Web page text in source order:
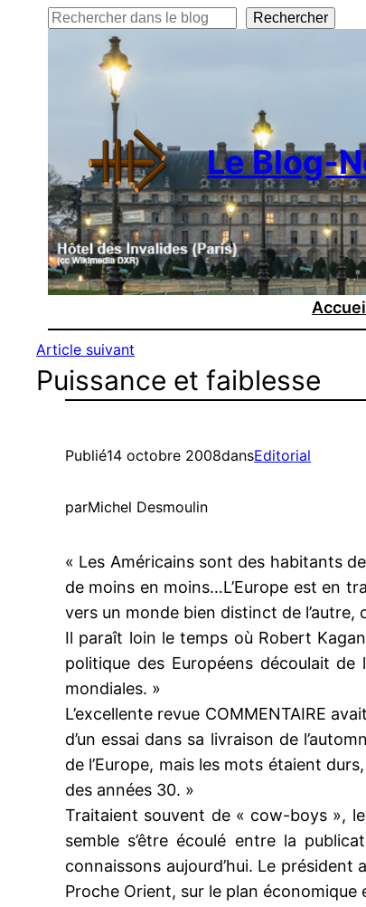
Rechercher Rechercher
Le Blog-
Article suivant
Puissance et faiblesse
Publié14 octobre 2008dansEditorial
parMichel Desmoulin
« Les Américains sont des habitants
de moins en moins…L’Europe est en
vers un monde bien distinct de
Il paraît loin le temps où Robert
politique des Européens découlait
mondiales. »
L’excellente revue COMMENTAIRE
d’un essai dans sa livraison de
de l’Europe, mais les mots étaient
des années 30. »
Traitaient souvent de « cow-boys »,
semble s’être écoulé entre la
connaissons aujourd’hui. Le
Proche Orient, sur le plan économique